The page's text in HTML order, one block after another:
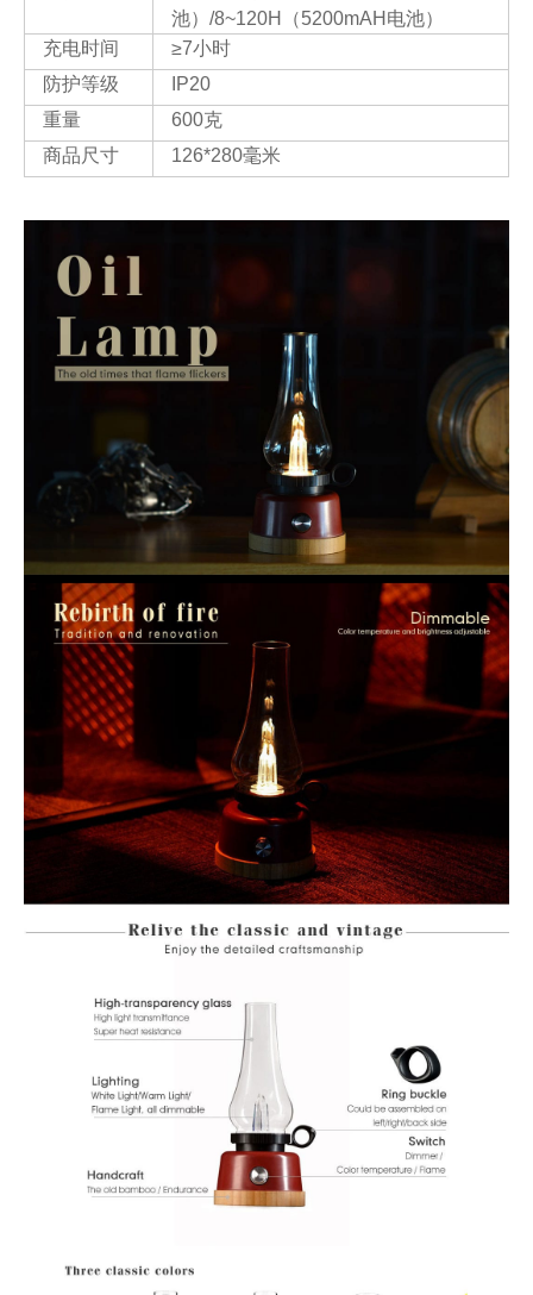
池）/8~120H（5200mAH电池）
充电时间
≥7小时
防护等级
IP20
重量
600克
商品尺寸
126*280毫米